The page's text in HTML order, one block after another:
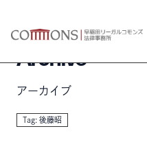
Archive
アーカイブ
Tag: 後藤昭